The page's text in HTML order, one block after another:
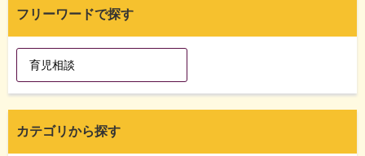
フリーワードで探す
カテゴリから探す